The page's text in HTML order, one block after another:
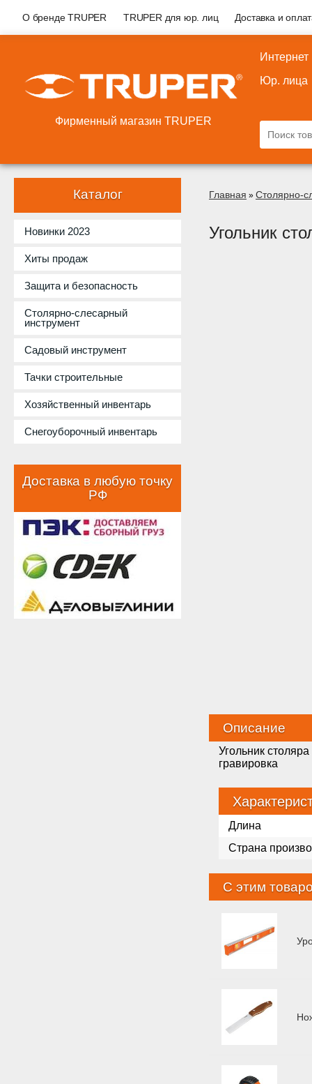
О бренде TRUPER TRUPER для юр. лиц Доставка и
Фирменный магазин TRUPER
Интернет
Юр. лица
Каталог
Новинки 2023
Хиты продаж
Защита и безопасность
Столярно-слесарный
инструмент
Садовый инструмент
Тачки строительные
Хозяйственный инвентарь
Снегоуборочный инвентарь
Доставка в любую точку
РФ
Главная » Столярно-
Угольник
Описание
Угольник
гравировка
Длина
Страна
С этим